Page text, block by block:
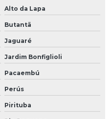
Para Máquinas
Diesel
Alto Desempenho
Sp
Paulo
Alto da Lapa
Butantã
Jaguaré
Jardim Bonfiglioli
Pacaembú
Perús
Pirituba